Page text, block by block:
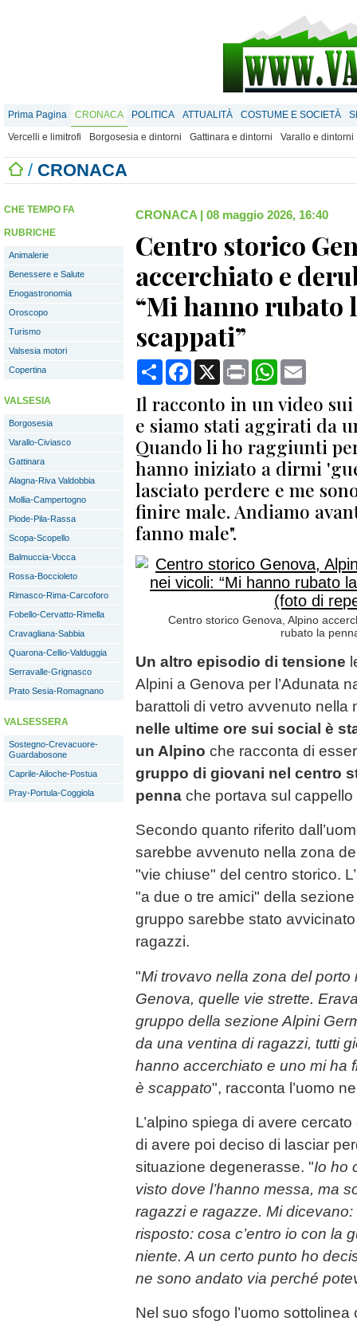
Prima Pagina CRONACA POLITICA ATTUALITÀ COSTUME E SOCIETÀ
Vercelli e limitrofi
Borgosesia e dintorni Gattinara e dintorni Varallo e dintorni
/ CRONACA
CHE TEMPO FA
RUBRICHE
Animalerie
Benessere e Salute
Enogastronomia
Oroscopo
Turismo
Valsesia motori
Copertina
VALSESIA
Borgosesia
Varallo-Civiasco
Gattinara
Alagna-Riva Valdobbia
Mollia-Campertogno
Piode-Pila-Rassa
Scopa-Scopello
Balmuccia-Vocca
Rossa-Boccioleto
Rimasco-Rima-Carcoforo
Fobello-Cervatto-Rimella
Cravagliana-Sabbia
Quarona-Cellio-Valduggia
Serravalle-Grignasco
Prato Sesia-Romagnano
VALSESSERA
Sostegno-Crevacuore-
Guardabosone
Caprile-Ailoche-Postua
Pray-Portula-Coggiola
CRONACA | 08 maggio 2026, 16:40
Centro storico
accerchiato e
“Mi hanno rubato
scappati”
CondividiFacebook
X Print WhatsApp
Il racconto in un video
e siamo stati aggirati da
Quando li ho raggiunti
hanno iniziato a dirmi
lasciato perdere e me
finire male. Andiamo
fanno male".
Centro storico Genova, Alpino
rubato la
Un altro episodio di tensione
Alpini a Genova per l’Adunata
barattoli di vetro avvenuto nella
nelle ultime ore sui social è
un Alpino che racconta di
gruppo di giovani nel centro
penna che portava sul
Secondo quanto riferito
sarebbe avvenuto nella zona
"vie chiuse" del centro storico.
"a due o tre amici" della
gruppo sarebbe stato
ragazzi.
"Mi trovavo nella zona del
Genova, quelle vie strette.
gruppo della sezione Alpini
da una ventina di ragazzi, tutti
hanno accerchiato e uno mi ha
è scappato", racconta l’uomo
L’alpino spiega di avere
di avere poi deciso di lasciar
situazione degenerasse. "Io ho
visto dove l’hanno messa, ma
ragazzi e ragazze. Mi dicevano:
risposto: cosa c’entro io con la
niente. A un certo punto ho
ne sono andato via perché
Nel suo sfogo l’uomo